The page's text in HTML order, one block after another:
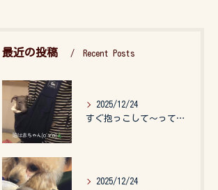
最近の投稿 Recent Posts
2025/12/24
すぐ抱っこして〜って言うので、抱っこ紐に入れてゆらゆら☺️
2025/12/24